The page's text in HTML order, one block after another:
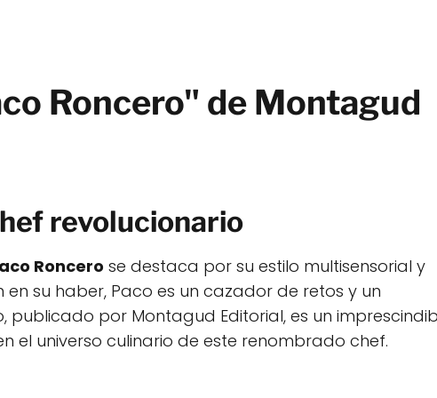
Roncero" de Montagud
revolucionario
Roncero se destaca por su estilo multisensorial y
su haber, Paco es un cazador de retos y un
por Montagud Editorial, es un
el universo culinario de este renombrado chef.